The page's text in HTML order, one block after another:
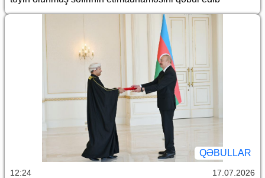
QƏBULLAR
12:24 17.07.2026